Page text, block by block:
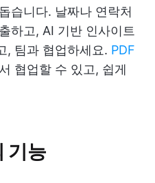
습니다. 날짜나 연락처
하고, AI 기반 인사이트
, 팀과 협업하세요. PDF
협업할 수 있고, 쉽게
기능